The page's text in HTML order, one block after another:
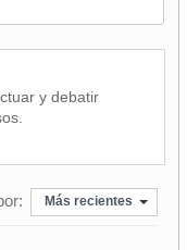
y debatir
Más recientes